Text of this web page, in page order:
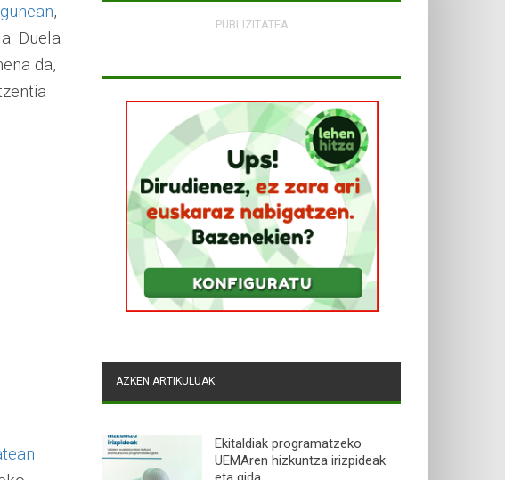
,
Duela
da,
PUBLIZITATEA
AZKEN ARTIKULUAK
Ekitaldiak programatzeko
UEMAren hizkuntza irizpideak